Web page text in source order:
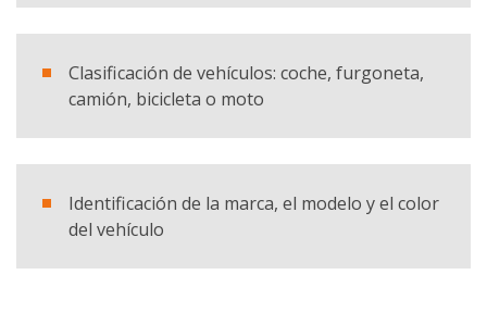
Clasificación de vehículos: coche, furgoneta,
camión, bicicleta o moto
Identificación de la marca, el modelo y el color
del vehículo